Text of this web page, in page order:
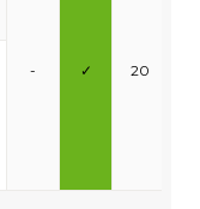
- ✓ 20